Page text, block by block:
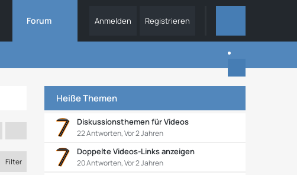
Forum Anmelden Registrieren
Filter
Heiße Themen
Diskussionsthemen für Videos
22 Antworten, Vor 2 Jahren
Doppelte Videos-Links anzeigen
20 Antworten, Vor 2 Jahren